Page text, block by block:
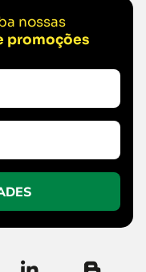
nossas
promoções